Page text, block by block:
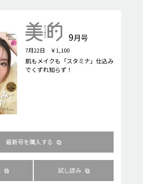
9月号
7月22日 ￥1,100
肌もメイクも「スタミナ」仕込み
でくずれ知らず！
最新号を購入する
試し読み